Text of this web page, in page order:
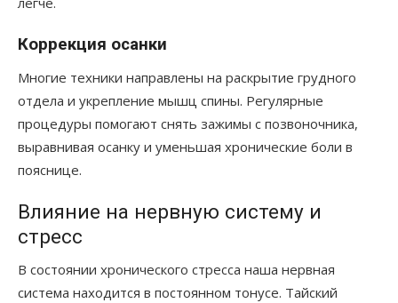
Коррекция осанки
Многие техники направлены на раскрытие грудного
отдела и укрепление мышц спины. Регулярные
процедуры помогают снять зажимы с позвоночника,
выравнивая осанку и уменьшая хронические боли в
пояснице.
Влияние на нервную систему и
стресс
В состоянии хронического стресса наша нервная
система находится в постоянном тонусе. Тайский